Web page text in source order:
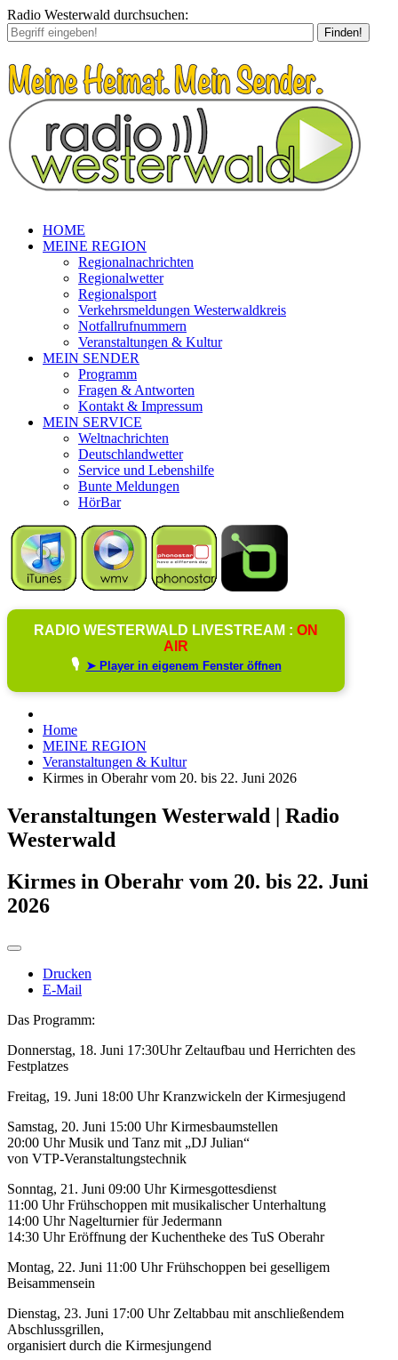
Radio Westerwald durchsuchen:
Finden!
HOME
MEINE REGION
Regionalnachrichten
Regionalwetter
Regionalsport
Verkehrsmeldungen Westerwaldkreis
Notfallrufnummern
Veranstaltungen & Kultur
MEIN SENDER
Programm
Fragen & Antworten
Kontakt & Impressum
MEIN SERVICE
Weltnachrichten
Deutschlandwetter
Service und Lebenshilfe
Bunte Meldungen
HörBar
RADIO WESTERWALD LIVESTREAM : ON
AIR
🎙️ ➤ Player in eigenem Fenster öffnen
Home
MEINE REGION
Veranstaltungen & Kultur
Kirmes in Oberahr vom 20. bis 22. Juni 2026
Veranstaltungen Westerwald | Radio
Westerwald
Kirmes in Oberahr vom 20. bis 22. Juni
2026
Drucken
E-Mail
Das Programm:
Donnerstag, 18. Juni 17:30Uhr Zeltaufbau und Herrichten des
Festplatzes
Freitag, 19. Juni 18:00 Uhr Kranzwickeln der Kirmesjugend
Samstag, 20. Juni 15:00 Uhr Kirmesbaumstellen
20:00 Uhr Musik und Tanz mit „DJ Julian“
von VTP-Veranstaltungstechnik
Sonntag, 21. Juni 09:00 Uhr Kirmesgottesdienst
11:00 Uhr Frühschoppen mit musikalischer Unterhaltung
14:00 Uhr Nagelturnier für Jedermann
14:30 Uhr Eröffnung der Kuchentheke des TuS Oberahr
Montag, 22. Juni 11:00 Uhr Frühschoppen bei geselligem
Beisammensein
Dienstag, 23. Juni 17:00 Uhr Zeltabbau mit anschließendem
Abschlussgrillen,
organisiert durch die Kirmesjungend